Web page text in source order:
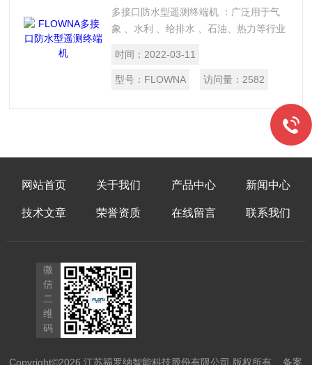
多接口防水型遥测终端机 ：广泛用于气
象 、水利 、给排水 、石油、热力等行业
时间： 2022-03-11
型号： FLOWNA 访问量： 2582
网站首页 关于我们 产品中心 新闻中心
技术文章 荣誉资质 在线留言 联系我们
微
信
二
维
码
Copyright©2026 江苏福罗纳智能科技股份有限公司 版权所有备案